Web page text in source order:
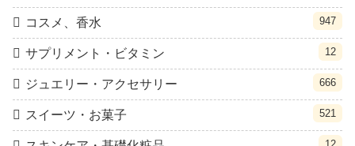
コスメ、香水 947
サプリメント・ビタミン 12
ジュエリー・アクセサリー 666
スイーツ・お菓子 521